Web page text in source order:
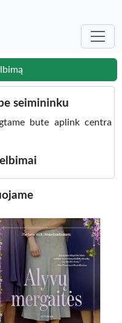
seimininku
bute aplink centra